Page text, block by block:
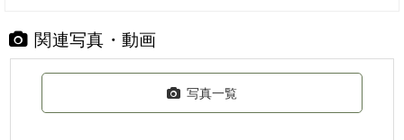
関連写真・動画
写真一覧